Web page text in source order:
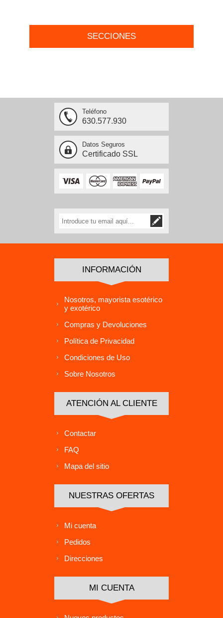
SECCIONES
Teléfono
630.577.930
Datos Seguros
Certificado SSL
INFORMACIÓN
Nosotros, mayorista esotérico
y exotérico
Compras y Devoluciones
Política de Privacidad
Condiciones de Uso
Sobre Nosotros
ATENCIÓN AL CLIENTE
Contactar
FAQ
Mapa del sitio
NUESTRAS OFERTAS
Mi cuenta
Pedidos
Direcciones
MI CUENTA